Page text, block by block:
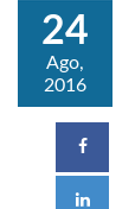
24
Ago,
2016